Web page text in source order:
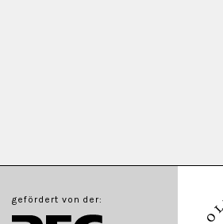
gefördert von der: